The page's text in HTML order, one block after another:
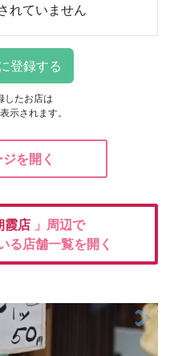
れていません
したお店は
示されます。
を開く
霞店 」周辺で
る店舗一覧を開く